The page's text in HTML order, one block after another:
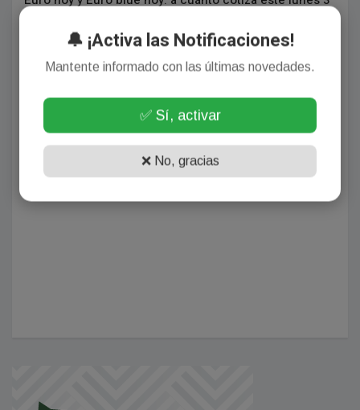
de agosto
Agosto 03, 2026🔔 ¡Activa las Notificaciones!
Mantente informado con las últimas novedades.
✅ Sí, activar
❌ No, gracias